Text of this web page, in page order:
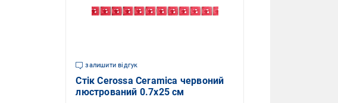
залишити відгук
Стік Cerossa Ceramica червоний
люстрований 0.7x25 см